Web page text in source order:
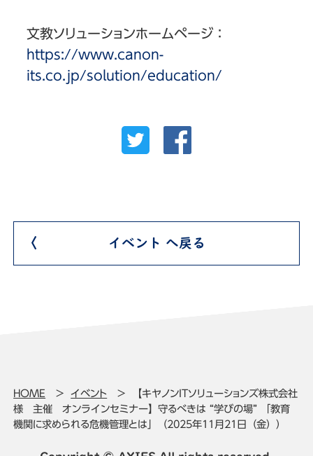
文教ソリューションホームページ：
https://www.canon-
its.co.jp/solution/education/
イベント へ戻る
HOME イベント
【キヤノンITソリューションズ株式会社
様 主催 オンラインセミナー】守るべきは “学びの場” 「教育
機関に求められる危機管理とは」（2025年11月21日（金））